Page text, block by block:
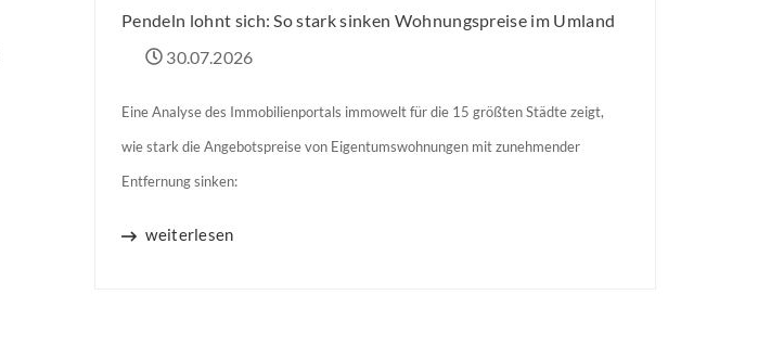
Pendeln lohnt sich: So stark sinken Wohnungspreise im Umland
30.07.2026
Eine Analyse des Immobilienportals immowelt für die 15 größten Städte zeigt,
wie stark die Angebotspreise von Eigentumswohnungen mit zunehmender
Entfernung sinken:
weiterlesen